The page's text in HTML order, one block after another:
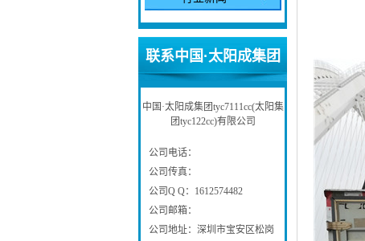
联系中国·太阳成集团
Contact Us
中国·太阳成集团tyc7111cc(太阳集
团tyc122cc)有限公司
公司电话：
公司传真：
公司Q Q：1612574482
公司邮箱：
公司地址：深圳市宝安区松岗